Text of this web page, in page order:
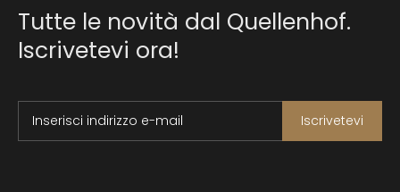
Tutte le novità dal Quellenhof.
Iscrivetevi ora!
Inserisci indirizzo e-mail Iscrivetevi